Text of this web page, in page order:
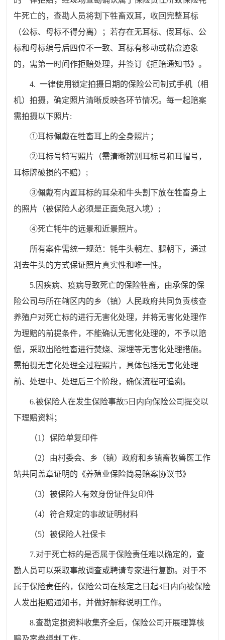
牛死亡的，查勘人员将割下牲畜双耳，收回完整耳标
（公标、母标不得分离）；若存在无耳标、假耳标、公
标和母标编号后四位不一致、耳标有移动或粘盒迹象
的，需第一时间作拒赔处理，并签订《拒赔通知书》。
4. 一律使用锁定拍摄日期的保险公司制式手机（相
机）拍摄，确定照片清晰反映各环节情况。每一起赔案
需拍摄以下照片:
①耳标佩戴在牲畜耳上的全身照片；
②耳标号特写照片（需清晰辨别耳标号和耳帽号，
耳标牌破损的不赔）;
③佩戴有内置耳标的耳朵和牛头割下放在牲畜身上
的照片（被保险人必须是正面免冠入境）;
④死亡牦牛的远景和近景照片。
所有案件需统一规范：牦牛头朝左、腿朝下，通过
割去牛头的方式保证照片真实性和唯一性。
5.因疾病、疫病导致死亡的保险牲畜，由承保的保
险公司与所在辖区内的乡（镇）人民政府共同负责核查
养殖户对死亡标的进行无害化处理，并将无害化处理作
为理赔的前提条件，不能确认无害化处理的，不予以赔
偿，采取出险牲畜进行焚烧、深埋等无害化处理措施。
需拍摄无害化处理全过程照片，具体包括无害化处理
前、处理中、处理后三个阶段，确保流程可追溯。
6.被保险人在发生保险事故5日内向保险公司提交以
下理赔资料；
（1）保险单复印件
（2）由村委会、乡（镇）政府和乡镇畜牧兽医工作
站共同盖章证明的《养殖业保险简易赔案协议书》
（3）被保险人有效身份证件复印件
（4）符合规定的事故证明材料
（5）被保险人社保卡
7.对于死亡标的是否属于保险责任难以确定的，查
勘人员可以采取事故调查或聘请专家进行复勘。对于不
属于保险责任的，保险公司在核定之日起3日内向被保险
人发出拒赔通知书，并做好解释说明工作。
8.查勘定损资料收集齐全后，保险公司开展理算核